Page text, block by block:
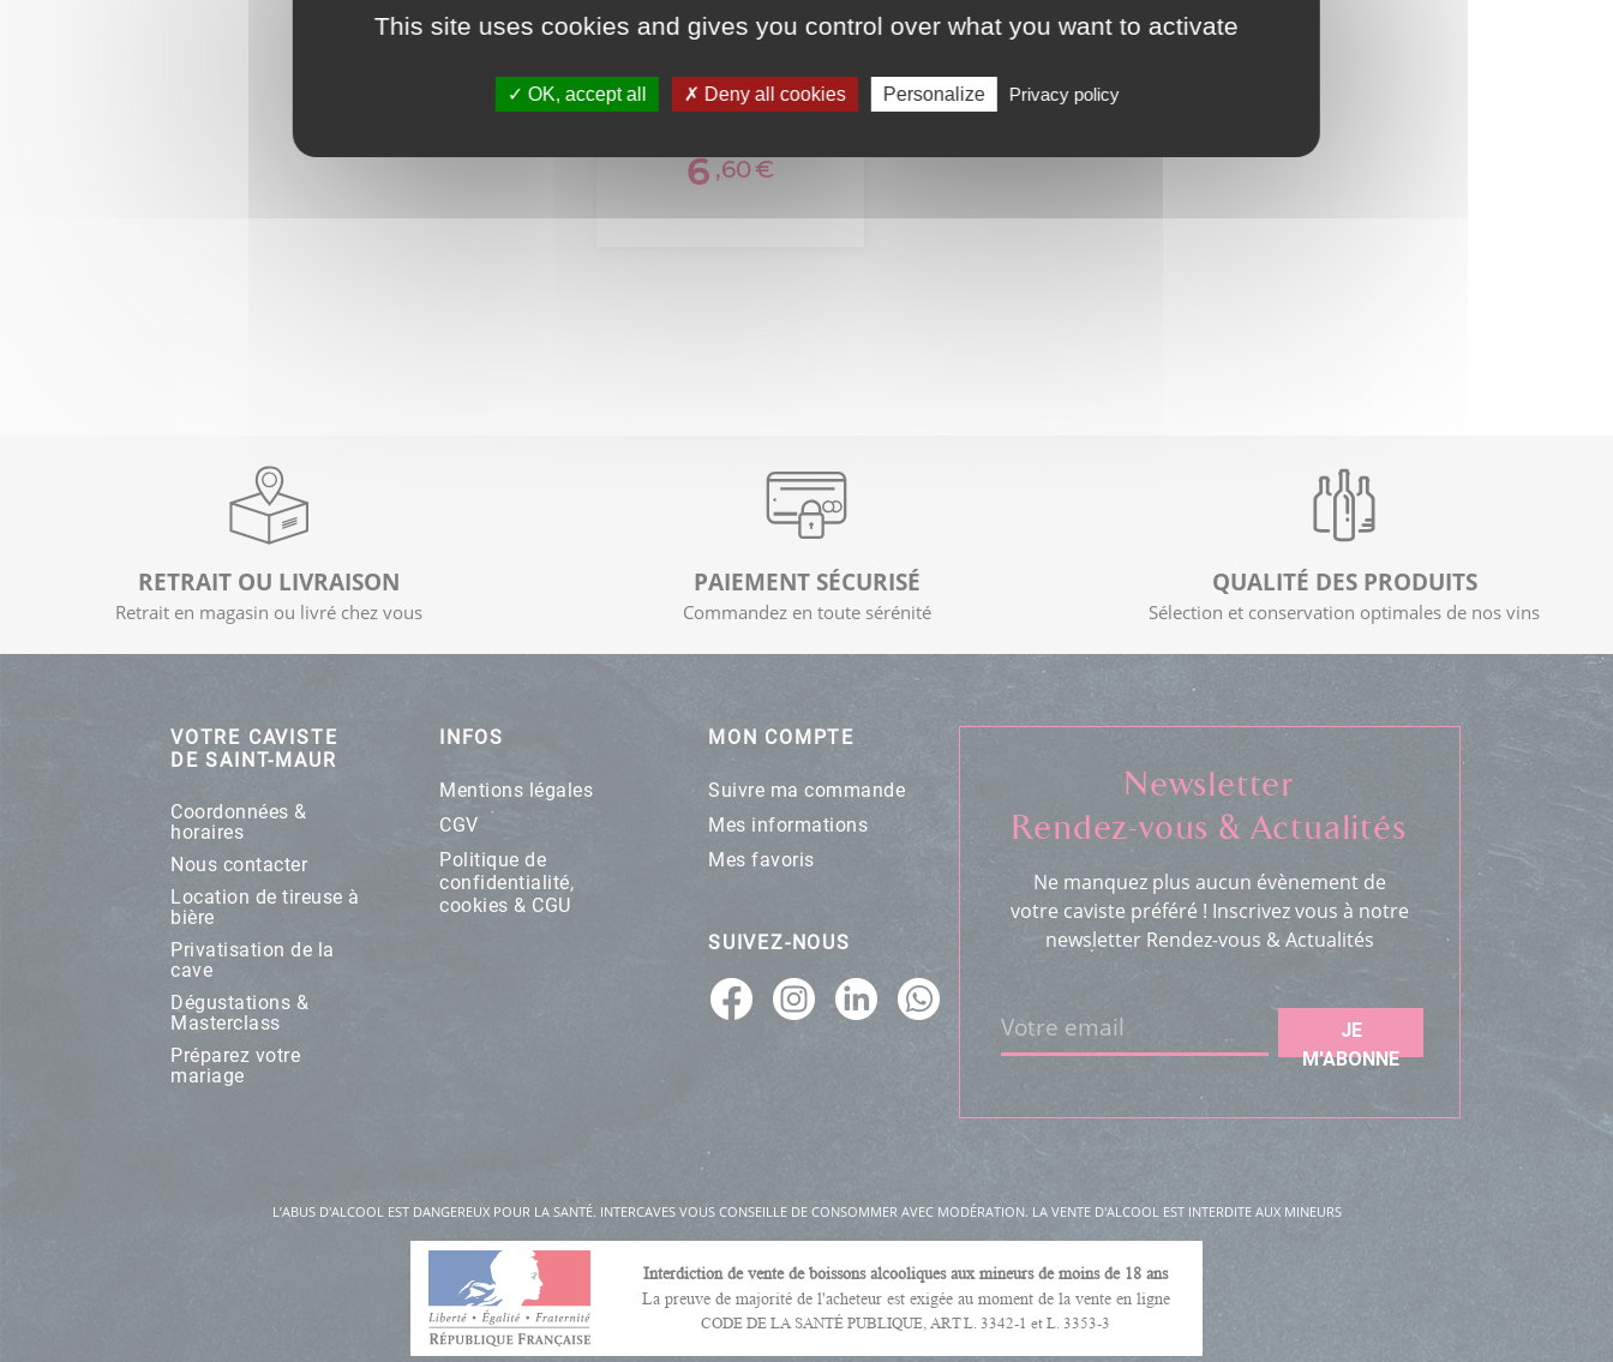
France Effet Papillon
Brett Series Stout
bieres bouteilles
6 ,60€
RETRAIT OU LIVRAISON
Retrait en magasin ou livré chez vous
PAIEMENT SÉCURISÉ
Commandez en toute sérénité
QUALITÉ DES PRODUITS
Sélection et conservation optimales de nos vins
VOTRE CAVISTE
DE SAINT-MAUR
Coordonnées &
horaires
Nous contacter
Location de tireuse à
bière
Privatisation de la
cave
Dégustations &
Masterclass
Préparez votre
mariage
INFOS
Mentions légales
CGV
Politique de
confidentialité,
cookies & CGU
MON COMPTE
Suivre ma commande
Mes informations
Mes favoris
SUIVEZ-NOUS
Newsletter
Rendez-vous & Actualités
Ne manquez plus aucun évènement de
votre caviste préféré ! Inscrivez vous à notre
newsletter Rendez-vous & Actualités
Votre email
JE
M'ABONNE
L’ABUS D'ALCOOL EST DANGEREUX POUR LA SANTÉ. INTERCAVES VOUS CONSEILLE DE CONSOMMER AVEC MODÉRATION. LA VENTE D'ALCOOL EST INTERDITE AUX MINEURS
Interdiction de vente de boissons alcooliques aux mineurs de moins de 18 ans
La preuve de majorité de l'acheteur est exigée au moment de la vente en ligne
CODE DE LA SANTÉ PUBLIQUE, ART L. 3342-1 et L. 3353-3
This site uses cookies and gives you control over what you want to activate
OK, accept all Deny all cookies Personalize Privacy policy